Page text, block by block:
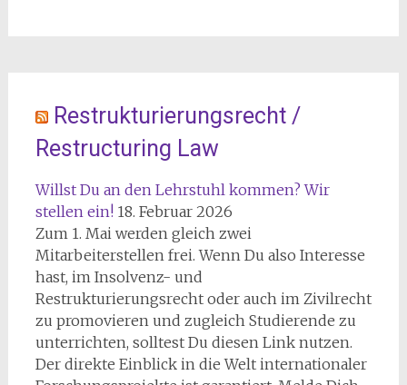
Restrukturierungsrecht /
Restructuring Law
Willst Du an den Lehrstuhl kommen? Wir
stellen ein! 18. Februar 2026
Zum 1. Mai werden gleich zwei
Mitarbeiterstellen frei. Wenn Du also Interesse
hast, im Insolvenz- und
Restrukturierungsrecht oder auch im Zivilrecht
zu promovieren und zugleich Studierende zu
unterrichten, solltest Du diesen Link nutzen.
Der direkte Einblick in die Welt internationaler